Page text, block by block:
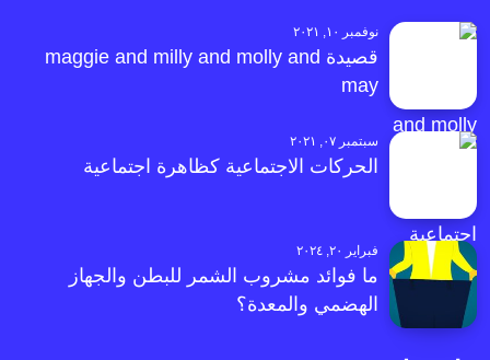
نوفمبر ١٠, ٢٠٢١
قصيدة maggie and milly and molly and
may
سبتمبر ٠٧, ٢٠٢١
الحركات الاجتماعية كظاهرة اجتماعية
فبراير ٢٠, ٢٠٢٤
ما فوائد مشروب الشمر للبطن والجهاز
الهضمي والمعدة؟